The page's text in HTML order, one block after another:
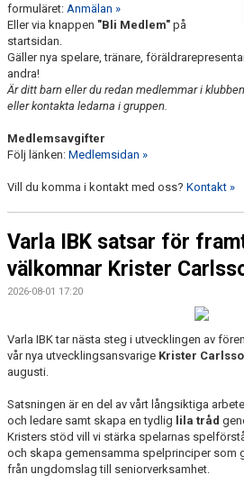
formuläret: Anmälan »
Eller via knappen "Bli Medlem" på
startsidan.
Gäller nya spelare, tränare,
andra!
Är ditt barn eller du redan medlemmar i
eller kontakta ledarna i gruppen.
Medlemsavgifter
Följ länken: Medlemsidan »
Vill du komma i kontakt med oss? Kontakt »
Varla IBK satsar för
välkomnar Krister
2026-08-01 17:20
Varla IBK tar nästa steg i utvecklingen av
vår nya utvecklingsansvarige Krister
augusti.
Satsningen är en del av vårt långsiktiga
och ledare samt skapa en tydlig lila tråd
Kristers stöd vill vi stärka spelarnas
och skapa gemensamma spelprinciper som
från ungdomslag till seniorverksamhet.